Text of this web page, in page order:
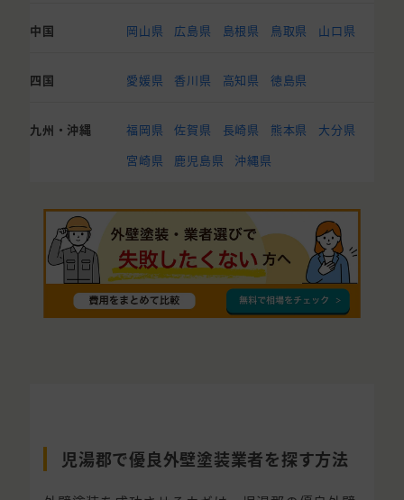
中国 岡山県 広島県 島根県 鳥取県 山口県
四国 愛媛県 香川県 高知県 徳島県
九州・沖縄 福岡県 佐賀県 長崎県 熊本県
大分県
宮崎県
鹿児島県 沖縄県
児湯郡で優良外壁塗装業者を探す方法